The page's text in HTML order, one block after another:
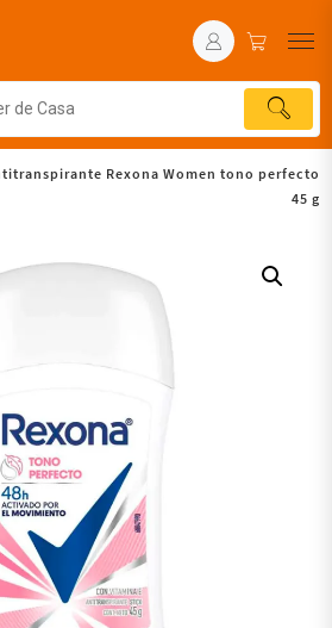
Rexona Women tono perfecto
45 g